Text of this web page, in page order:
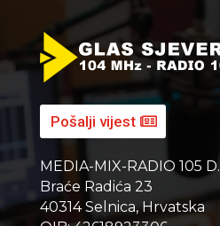
Pošalji vijest
MEDIA-MIX-RADIO 105
Braće Radića 23
40314 Selnica, Hrvatska